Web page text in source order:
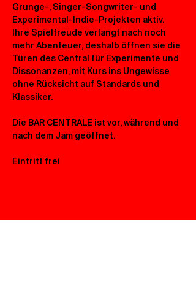
Grunge-, Singer-Songwriter- und
Experimental-Indie-Projekten aktiv.
Ihre Spielfreude verlangt nach noch
mehr Abenteuer, deshalb öffnen sie die
Türen des Central für Experimente und
Dissonanzen, mit Kurs ins Ungewisse
ohne Rücksicht auf Standards und
Klassiker.
Die BAR CENTRALE ist vor, während und
nach dem Jam geöffnet.
Eintritt frei